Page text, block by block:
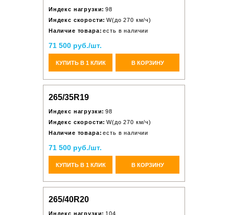
Индекс нагрузки: 98
Индекс скорости: W(до 270 км/ч)
Наличие товара: есть в наличии
71 500 руб./шт.
КУПИТЬ В 1 КЛИК В КОРЗИНУ
265/35R19
Индекс нагрузки: 98
Индекс скорости: W(до 270 км/ч)
Наличие товара: есть в наличии
71 500 руб./шт.
КУПИТЬ В 1 КЛИК В КОРЗИНУ
265/40R20
Индекс нагрузки: 104